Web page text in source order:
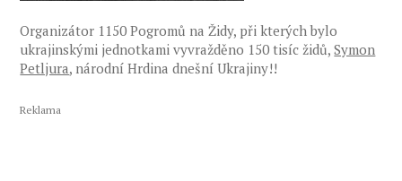
Organizátor 1150 Pogromů na Židy, při kterých bylo
ukrajinskými jednotkami vyvražděno 150 tisíc židů,Symon
Petljura, národní Hrdina dnešní Ukrajiny!!
Reklama